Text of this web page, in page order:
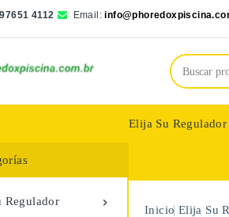
4112 Email:
Elija Su Regulador

Regulador
Inicio Elija Su